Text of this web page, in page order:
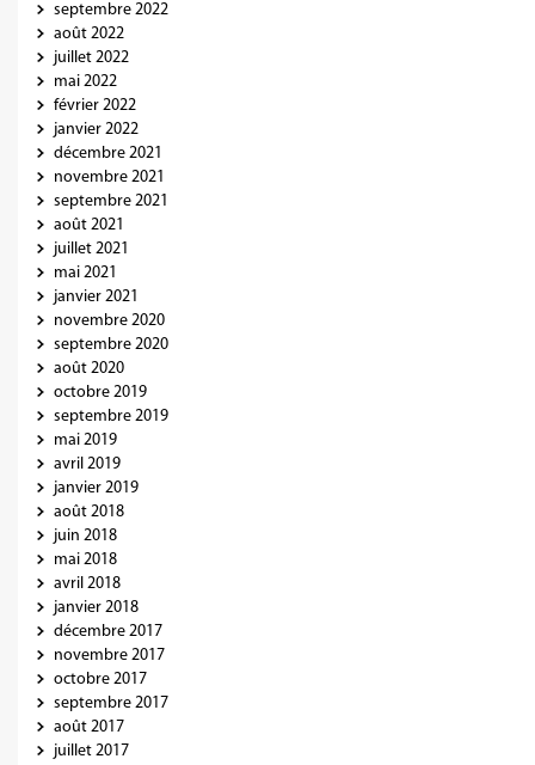
septembre 2022
août 2022
juillet 2022
mai 2022
février 2022
janvier 2022
décembre 2021
novembre 2021
septembre 2021
août 2021
juillet 2021
mai 2021
janvier 2021
novembre 2020
septembre 2020
août 2020
octobre 2019
septembre 2019
mai 2019
avril 2019
janvier 2019
août 2018
juin 2018
mai 2018
avril 2018
janvier 2018
décembre 2017
novembre 2017
octobre 2017
septembre 2017
août 2017
juillet 2017